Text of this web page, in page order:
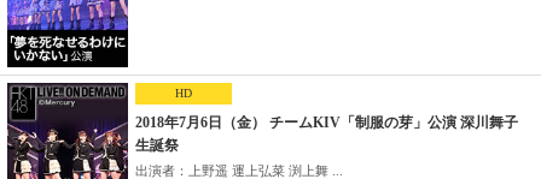
HD
2018年7月6日（金） チームKIV「制服の芽」公演 深川舞子
生誕祭
出演者：上野遥 運上弘菜 渕上舞 ...